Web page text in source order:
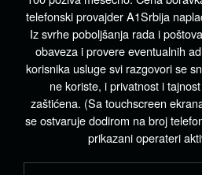
telefonski provajder A1Srbija
Iz svrhe poboljšanja rada i
obaveza i provere eventualnih
korisnika usluge svi razgovori se
ne koriste, i privatnost i
zaštićena. (Sa touchscreen
se ostvaruje dodirom na broj
prikazani operateri